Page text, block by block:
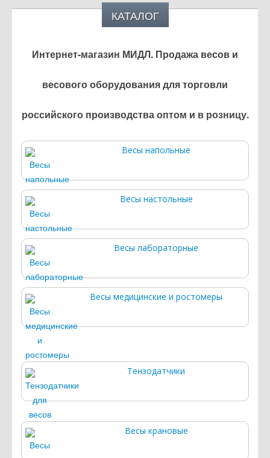
КАТАЛОГ
Интернет-магазин МИДЛ. Продажа весов и
весового оборудования для торговли
российского производства оптом и в розницу.
Весы напольные
Весы настольные
Весы лабораторные
Весы медицинские и ростомеры
Тензодатчики
Весы крановые